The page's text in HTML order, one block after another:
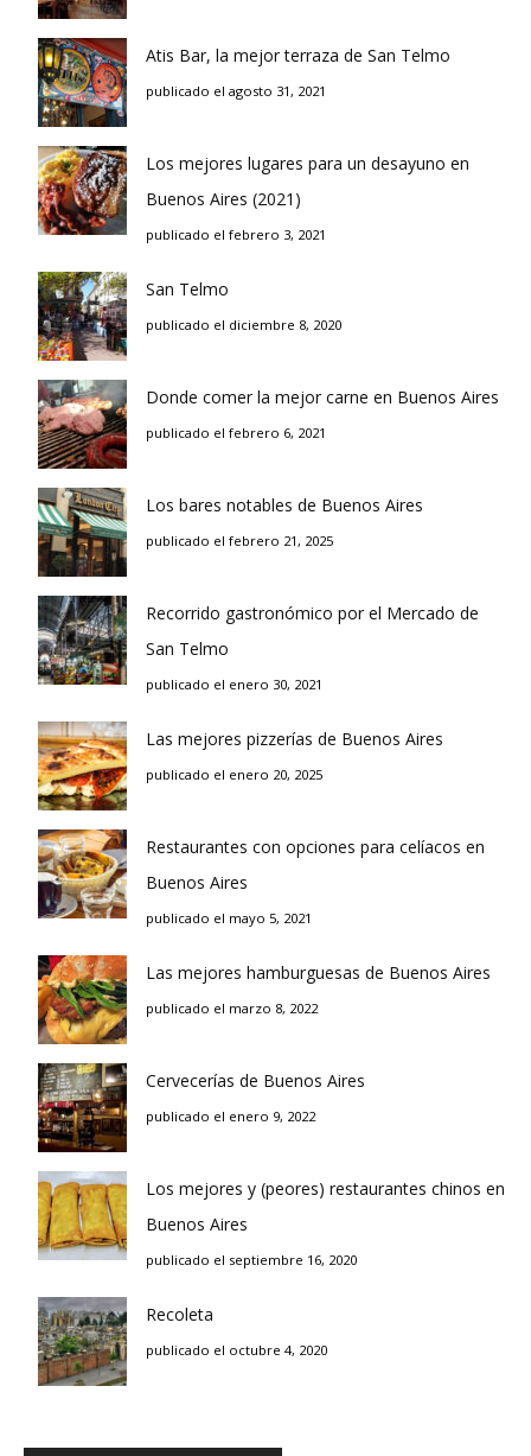
Atis Bar, la mejor terraza de San Telmo
publicado el agosto 31, 2021
Los mejores lugares para un desayuno en
Buenos Aires (2021)
publicado el febrero 3, 2021
San Telmo
publicado el diciembre 8, 2020
Donde comer la mejor carne en Buenos Aires
publicado el febrero 6, 2021
Los bares notables de Buenos Aires
publicado el febrero 21, 2025
Recorrido gastronómico por el Mercado de
San Telmo
publicado el enero 30, 2021
Las mejores pizzerías de Buenos Aires
publicado el enero 20, 2025
Restaurantes con opciones para celíacos en
Buenos Aires
publicado el mayo 5, 2021
Las mejores hamburguesas de Buenos Aires
publicado el marzo 8, 2022
Cervecerías de Buenos Aires
publicado el enero 9, 2022
Los mejores y (peores) restaurantes chinos en
Buenos Aires
publicado el septiembre 16, 2020
Recoleta
publicado el octubre 4, 2020